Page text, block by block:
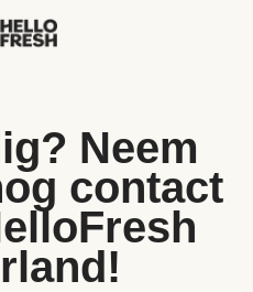
Neem
contact